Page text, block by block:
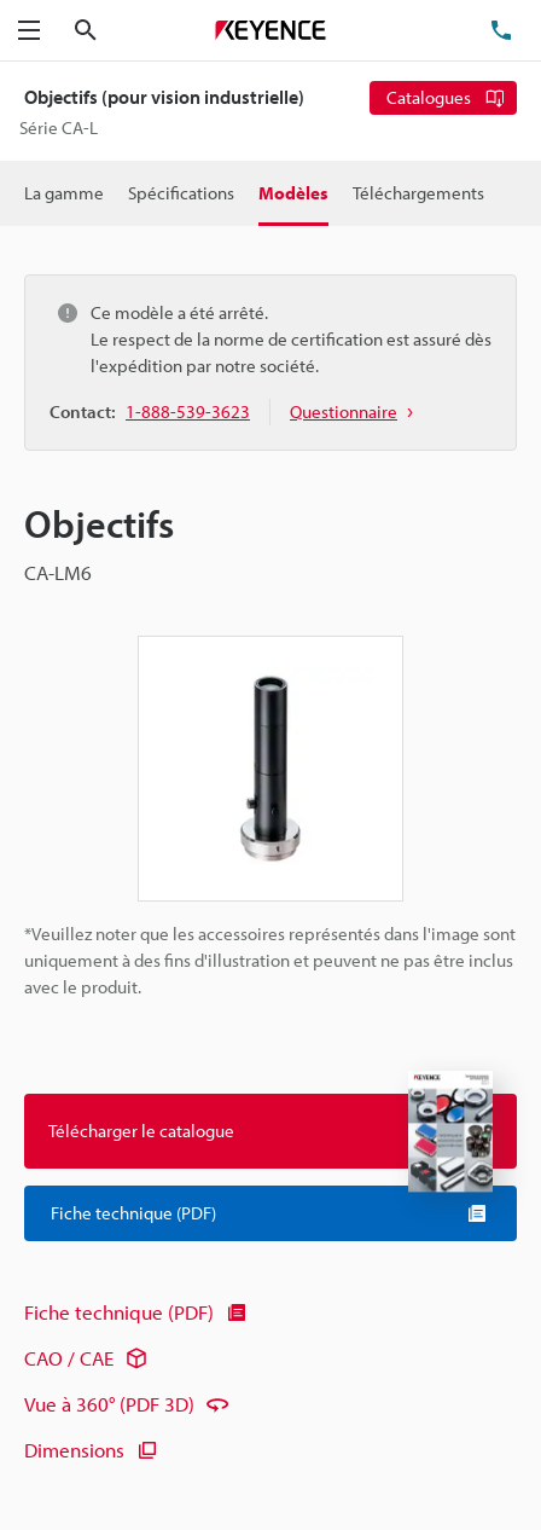
Menu
Objectifs (pour vision industrielle)
Série CA-L
Catalogues
La gamme Spécifications Modèles Téléchargements
Ce modèle a été arrêté.
Le respect de la norme de certification est assuré dès
l'expédition par notre société.
Contact: 1-888-539-3623 Questionnaire
Objectifs
CA-LM6
*Veuillez noter que les accessoires représentés dans l'image sont
uniquement à des fins d'illustration et peuvent ne pas être inclus
avec le produit.
Télécharger le catalogue
Fiche technique (PDF)
Fiche technique (PDF)
CAO / CAE
Vue à 360° (PDF 3D)
Dimensions